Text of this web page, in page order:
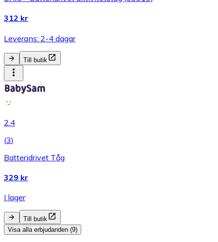
312 kr
Leverans: 2-4 dagar
Till butik
2.4
(3)
Batteridrivet Tåg
329 kr
I lager
Till butik
Visa alla erbjudanden (9)